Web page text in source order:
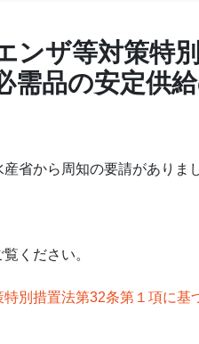
ンザ等対策特
需品の安定供
省から周知の要請がありま
ください。
別措置法第32条第１項に